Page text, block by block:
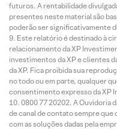
futuros. A rentabilidade
presentes neste material são
poderão ser significativamente
Este relatório é destinado à
relacionamento da XP
investimentos da XP e clientes
da XP. Fica proibida sua
no todo ou em parte, qualquer
consentimento expresso da XP
0800 77 20202. A Ouvidoria
de canal de contato sempre
com as soluções dadas pela